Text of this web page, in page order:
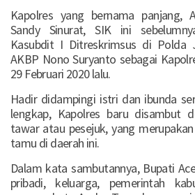
Kapolres yang bernama panjang,
Sandy Sinurat, SIK ini
Kasubdit I Ditreskrimsus di Polda
AKBP Nono Suryanto sebagai
29 Februari 2020 lalu.
Hadir didampingi istri dan ibunda
lengkap, Kapolres baru disambut
tawar atau pesejuk, yang
tamu di daerah ini.
Dalam kata sambutannya, Bupati
pribadi, keluarga, pemerintah